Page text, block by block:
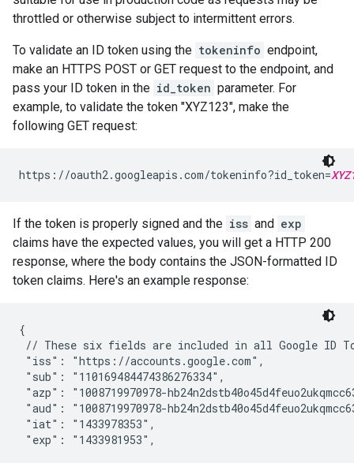
throttled or otherwise subject to intermittent errors.
To validate an ID token using the tokeninfo endpoint,
make an HTTPS POST or GET request to the endpoint, and
pass your ID token in the id_token parameter. For
example, to validate the token "XYZ123", make the
following GET request:
https://oauth2.googleapis.com/tokeninfo?id_token=
If the token is properly signed and the iss and exp
claims have the expected values, you will get a HTTP 200
response, where the body contains the JSON-formatted ID
token claims. Here's an example response:
{
// These six fields are included in all Google ID
"iss": "https://accounts.google.com",
"sub": "110169484474386276334",
"azp": "1008719970978-
"aud": "1008719970978-
"iat": "1433978353",
"exp": "1433981953",